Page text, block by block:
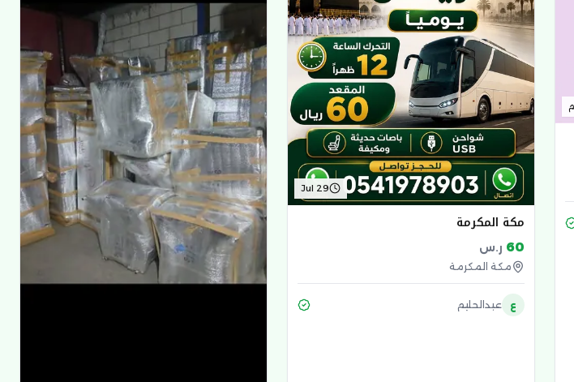
Jul 29
مكة المكرمة
60 ر.س
مكة المكرمة
ع عبدالحليم